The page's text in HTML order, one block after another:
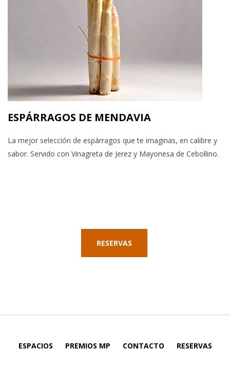
ESPÁRRAGOS DE MENDAVIA
La mejor selección de espárragos que te imaginas, en calibre y
sabor. Servido con Vinagreta de Jerez y Mayonesa de Cebollino.
RESERVAS
ESPACIOS PREMIOS MP CONTACTO RESERVAS